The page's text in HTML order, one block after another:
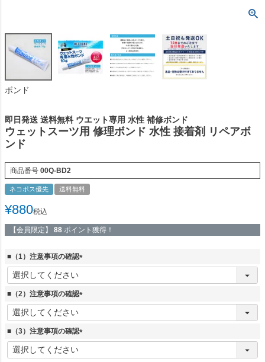
ボンド
即日発送 送料無料 ウエット専用 水性 補修ボンド
ウェットスーツ用 修理ボンド 水性 接着剤 リペアボ
ンド
商品番号 00Q-BD2
ネコポス優先 送料無料
¥880税込
【会員限定】 88 ポイント獲得！
■（1）注意事項の確認
(
須
■（2）注意事項の確認
(
須
■（3）注意事項の確認
(